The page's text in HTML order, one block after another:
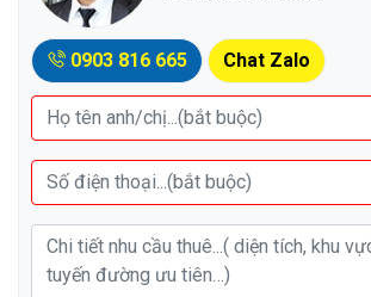
0903 816 665 Chat Zalo